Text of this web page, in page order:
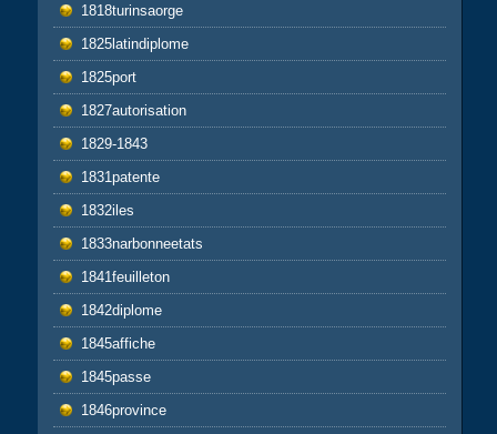
1818turinsaorge
1825latindiplome
1825port
1827autorisation
1829-1843
1831patente
1832iles
1833narbonneetats
1841feuilleton
1842diplome
1845affiche
1845passe
1846province